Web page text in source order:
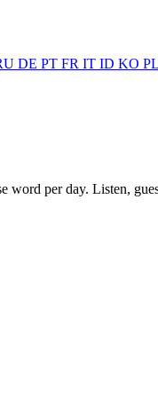
DE PT FR IT ID KO PL
word per day. Listen,